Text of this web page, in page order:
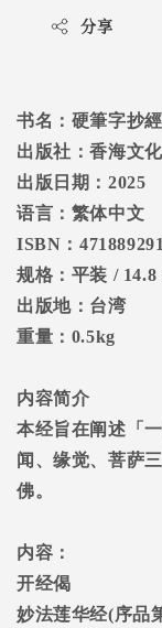
分享
书名： 硬筆字抄
出版社：香海文
出版日期： 2025
语言：繁体中文
ISBN ：
规格：平装 / 14.8
出版地：台湾
重量： 0.5kg
内容简介
本经旨在阐述「
闻、缘觉、菩萨
佛。
内容：
开经偈
妙法莲华经(序品